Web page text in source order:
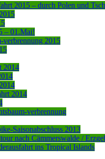
2015 – durch Polen und
– 01.Mai!
verbrennung 2015
2014
2014
verbrennung
Saisonabschluss 2013
nach Cämmerswalde /
ins Tropical Islands